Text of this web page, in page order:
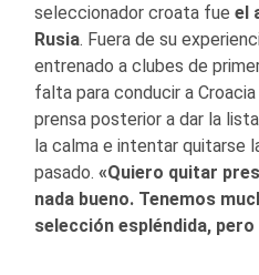
seleccionador croata fue el
Rusia. Fuera de su
entrenado a clubes de
falta para conducir a
prensa posterior a dar la
la calma e intentar quitarse
pasado. «Quiero quitar
nada bueno. Tenemos
selección espléndida,